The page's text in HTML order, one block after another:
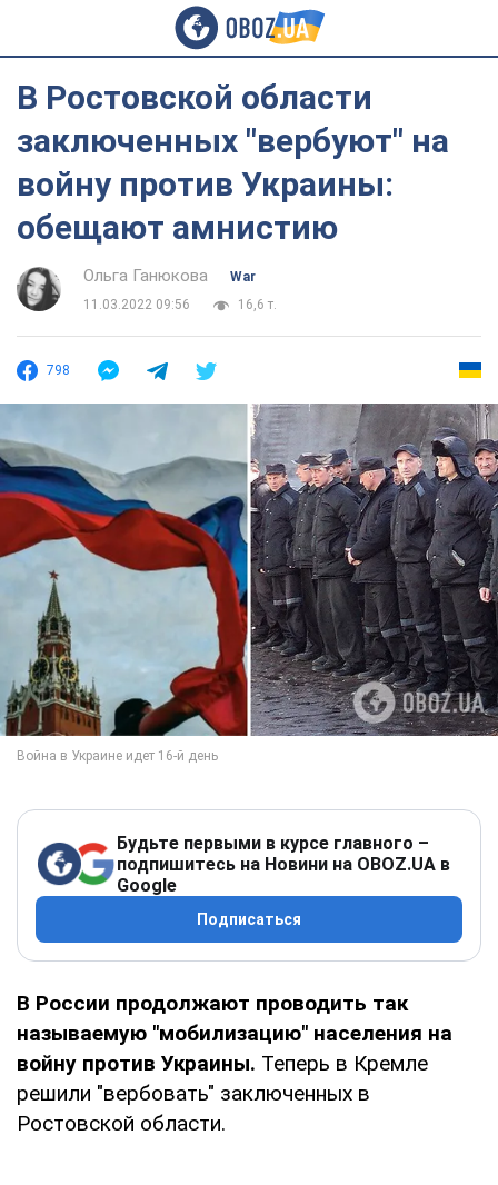
В Ростовской области
заключенных "вербуют" на
войну против Украины:
обещают амнистию
Ольга Ганюкова
War
11.03.2022 09:56
16,6 т.
798
Будьте первыми в курсе главного –
подпишитесь на Новини на OBOZ.UA в
Google
Подписаться
В России продолжают проводить так
называемую "мобилизацию" населения на
войну против Украины. Теперь в Кремле
решили "вербовать" заключенных в
Ростовской области.